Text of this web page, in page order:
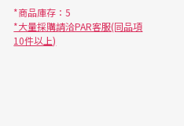
*商品庫存：5
*大量採購請洽PAR客服(同品項
10件以上)